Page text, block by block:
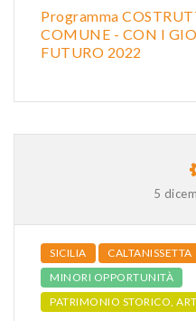
Programma
COMUNE - CON I
FUTURO 2022
5
SICILIA CALTANISSETTA
MINORI OPPORTUNITÀ
PATRIMONIO STORICO,